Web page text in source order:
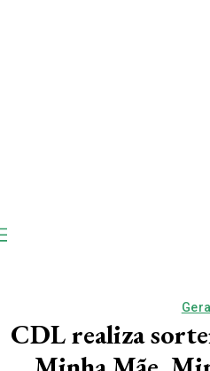
CDL realiza